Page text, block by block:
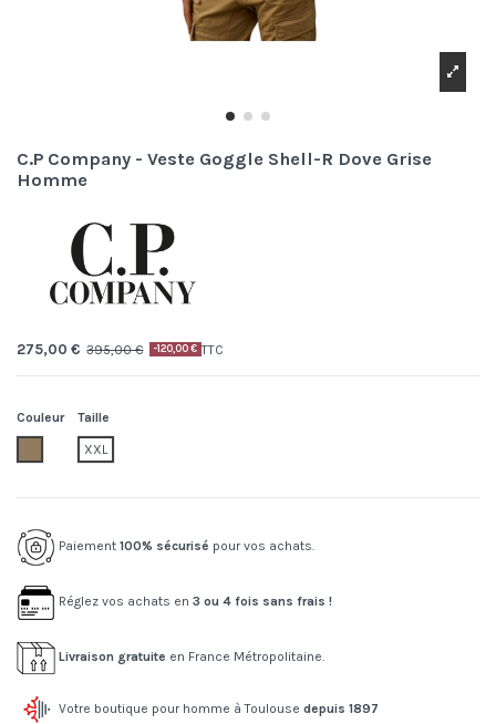
C.P Company - Veste Goggle Shell-R Dove Grise
Homme
275,00 € 395,00 € -120,00 € TTC
Couleur
904.dove
Taille
XXL
Paiement 100% sécurisé pour vos achats.
Réglez vos achats en 3 ou 4 fois sans frais !
Livraison gratuite en France Métropolitaine.
Votre boutique pour homme à Toulouse depuis 1897